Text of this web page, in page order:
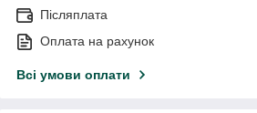
Післяплата
Оплата на рахунок
Всі умови оплати